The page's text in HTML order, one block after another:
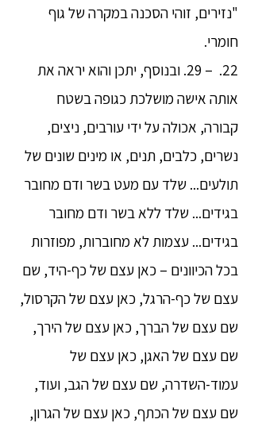
"נזירים, זוהי הסכנה במקרה של גוף
חומרי.
22. – 29. ובנוסף, יתכן והוא יראה את
אותה אישה מושלכת כגופה בשטח
קבורה, אכולה על ידי עורבים, ניצים,
נשרים, כלבים, תנים, או מינים שונים של
תולעים... שלד עם מעט בשר ודם מחובר
בגידים... שלד ללא בשר ודם מחובר
בגידים... עצמות לא מחוברות, מפוזרות
בכל הכיוונים – כאן עצם של כף-היד, שם
עצם של כף-הרגל, כאן עצם של הקרסול,
שם עצם של הברך, כאן עצם של הירך,
שם עצם של האגן, כאן עצם של
עמוד-השדרה, שם עצם של הגב, ועוד,
שם עצם של הכתף, כאן עצם של הגרון,